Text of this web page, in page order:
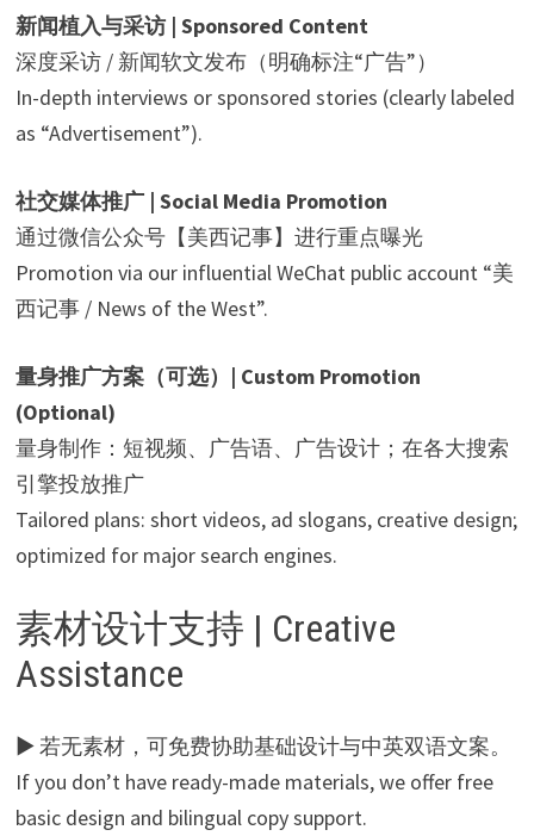
新闻植入与采访 | Sponsored Content
深度采访 / 新闻软文发布（明确标注“广告”）
In-depth interviews or sponsored stories (clearly labeled
as “Advertisement”).
社交媒体推广 | Social Media Promotion
通过微信公众号【美西记事】进行重点曝光
Promotion via our influential WeChat public account “美
西记事 / News of the West”.
量身推广方案（可选）| Custom Promotion
(Optional)
量身制作：短视频、广告语、广告设计；在各大搜索
引擎投放推广
Tailored plans: short videos, ad slogans, creative design;
optimized for major search engines.
素材设计支持 | Creative
Assistance
▶ 若无素材，可免费协助基础设计与中英双语文案。
If you don’t have ready-made materials, we offer free
basic design and bilingual copy support.